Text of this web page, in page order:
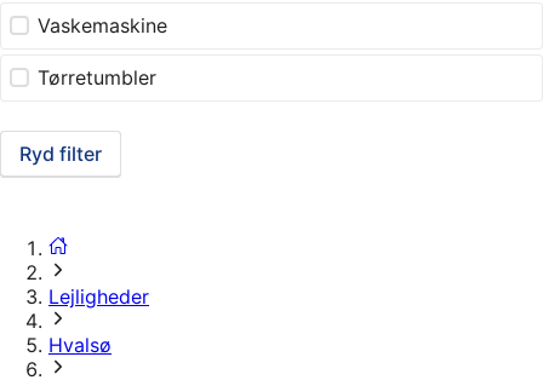
Vaskemaskine
Tørretumbler
Ryd filter
Lejligheder
Hvalsø